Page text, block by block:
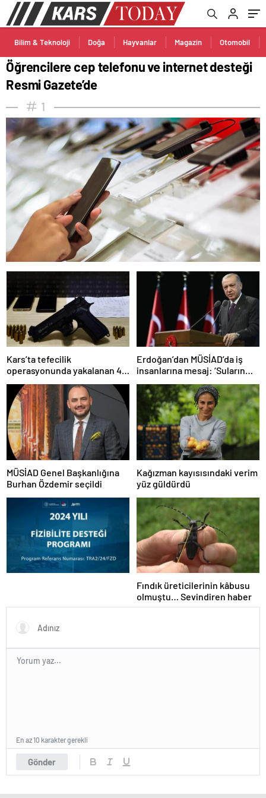
Bilim & Teknoloji Doğa Hayvanlar Magazin Otomobil
Öğrencilere cep telefonu ve internet desteği
Resmi Gazete’de
1
Kars’ta tefecilik
operasyonunda yakalanan 4
şüpheli tutuklandı
Erdoğan’dan MÜSİAD’da iş
insanlarına mesaj: ‘Suların
sakinleşmesi daha zaman
alacak’…
MÜSİAD Genel Başkanlığına
Burhan Özdemir seçildi
Kağızman kayısısındaki verim
yüz güldürdü
Fındık üreticilerinin kâbusu
olmuştu… Sevindiren haber
Gönder
En az 10 karakter gerekli